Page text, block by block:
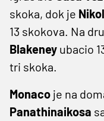
skoka, dok je
13 skokova. Na
Blakeney ubacio
tri skoka.
Monaco je na
Panathinaikosa